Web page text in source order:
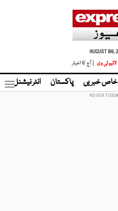
AUGUST 08,
لائیو ٹی وی | آج کا اخبار
خاص خبریں پاکستان انٹر نیشنل